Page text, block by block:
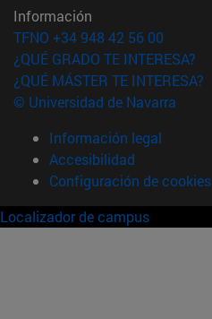
Información
TFNO +34 948 42 56 00
¿QUÉ GRADO TE INTERESA?
¿QUÉ MÁSTER TE INTERESA?
© Universidad de Navarra
Información legal
Accesibilidad
Configuración de cookies
Localizador de campus